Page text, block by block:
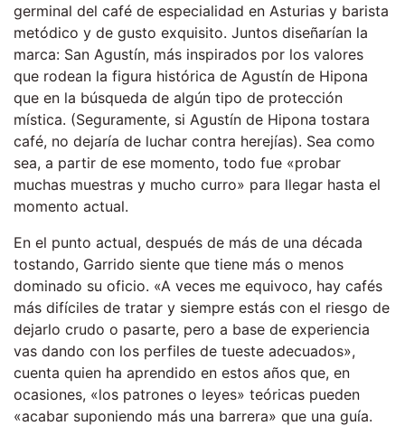
germinal del café de especialidad en Asturias y barista
metódico y de gusto exquisito. Juntos diseñarían la
marca: San Agustín, más inspirados por los valores
que rodean la figura histórica de Agustín de Hipona
que en la búsqueda de algún tipo de protección
mística. (Seguramente, si Agustín de Hipona tostara
café, no dejaría de luchar contra herejías). Sea como
sea, a partir de ese momento, todo fue «probar
muchas muestras y mucho curro» para llegar hasta el
momento actual.
En el punto actual, después de más de una década
tostando, Garrido siente que tiene más o menos
dominado su oficio. «A veces me equivoco, hay cafés
más difíciles de tratar y siempre estás con el riesgo de
dejarlo crudo o pasarte, pero a base de experiencia
vas dando con los perfiles de tueste adecuados»,
cuenta quien ha aprendido en estos años que, en
ocasiones, «los patrones o leyes» teóricas pueden
«acabar suponiendo más una barrera» que una guía.